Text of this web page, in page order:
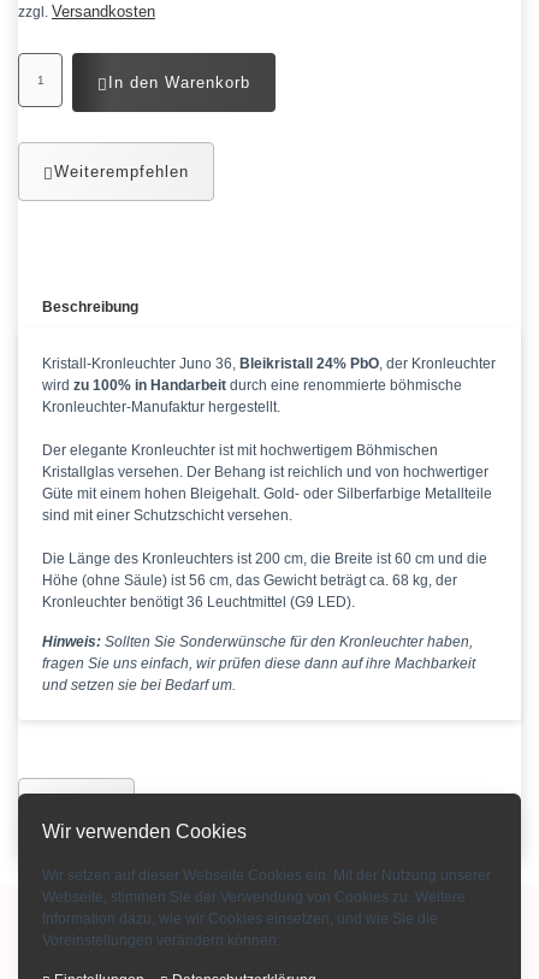
Wir verwenden Cookies
Wir setzen auf dieser Webseite Cookies ein. Mit der Nutzung unserer
Webseite, stimmen Sie der Verwendung von Cookies zu. Weitere
Information dazu, wie wir Cookies einsetzen, und wie Sie die
Voreinstellungen verändern können:
zzgl. Versandkosten
In den Warenkorb
Weiterempfehlen
Beschreibung
Kristall-Kronleuchter Juno 36, Bleikristall 24% PbO, der Kronleuchter
wird zu 100% in Handarbeit durch eine renommierte böhmische
Kronleuchter-Manufaktur hergestellt.
Der elegante Kronleuchter ist mit hochwertigem Böhmischen
Kristallglas versehen. Der Behang ist reichlich und von hochwertiger
Güte mit einem hohen Bleigehalt. Gold- oder Silberfarbige Metallteile
sind mit einer Schutzschicht versehen.
Die Länge des Kronleuchters ist 200 cm, die Breite ist 60 cm und die
Höhe (ohne Säule) ist 56 cm, das Gewicht beträgt ca. 68 kg, der
Kronleuchter benötigt 36 Leuchtmittel (G9 LED).
Hinweis: Sollten Sie Sonderwünsche für den Kronleuchter haben,
fragen Sie uns einfach, wir prüfen diese dann auf ihre Machbarkeit
und setzen sie bei Bedarf um.
Copyright © 2015-2026 Bohemian Crystal GmbH